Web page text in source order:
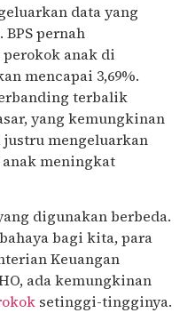
data yang
BPS pernah
anak di
mencapai 3,69%.
terbalik
yang kemungkinan
justru mengeluarkan
meningkat
digunakan berbeda.
bagi kita, para
Keuangan
ada kemungkinan
setinggi-tingginya.